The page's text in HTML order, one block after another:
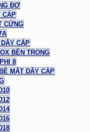
ĐƠ
CÁP
CỨNG
CÁP
BÊN TRONG
8
MẶT DÂY CÁP